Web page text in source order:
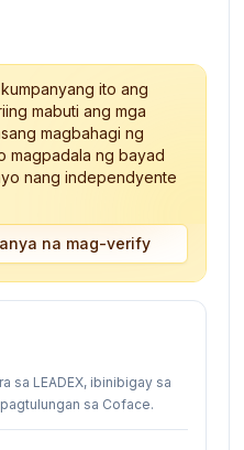
ito ang
mabuti ang mga
magbahagi ng
magpadala ng bayad
nang independyente
na mag-verify
sa LEADEX, ibinibigay sa
sa Coface.